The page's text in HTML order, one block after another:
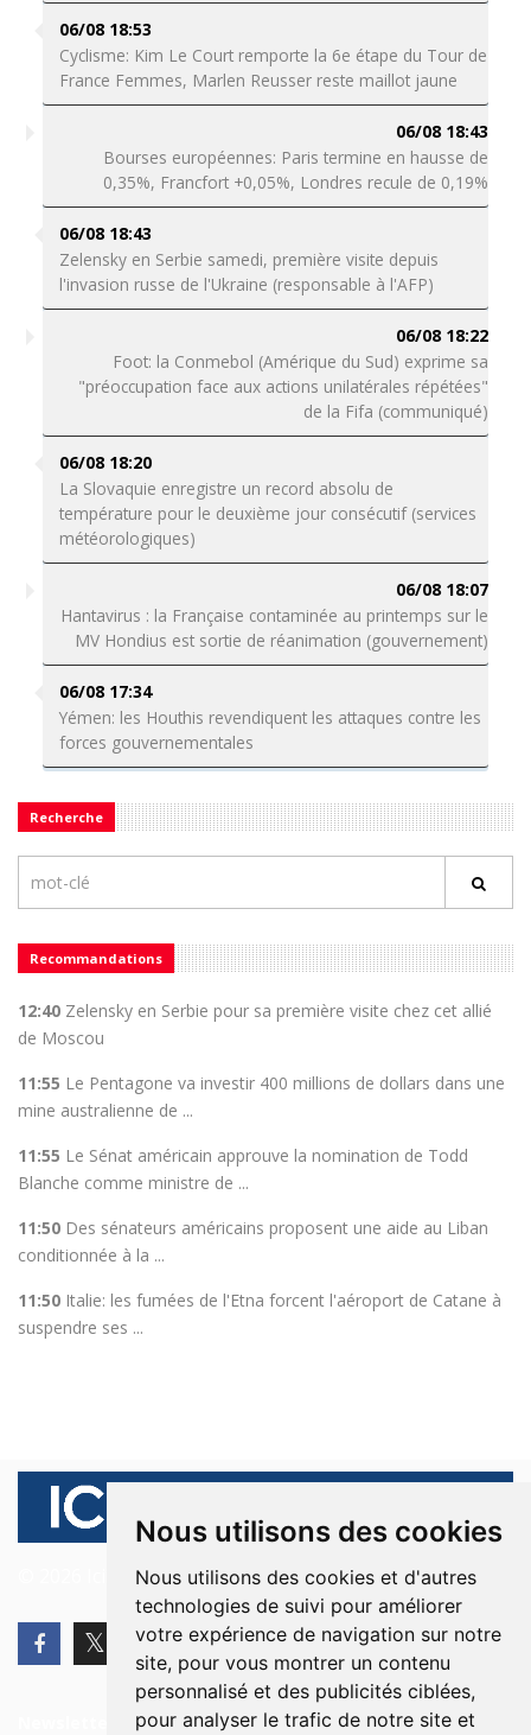
Nous utilisons des cookies
Nous utilisons des cookies et d'autres
technologies de suivi pour améliorer
votre expérience de navigation sur notre
site, pour vous montrer un contenu
personnalisé et des publicités ciblées,
pour analyser le trafic de notre site et
06/08 18:53
Cyclisme: Kim Le Court remporte la 6e étape du Tour de
France Femmes, Marlen Reusser reste maillot jaune
06/08 18:43
Bourses européennes: Paris termine en hausse de
0,35%, Francfort +0,05%, Londres recule de 0,19%
06/08 18:43
Zelensky en Serbie samedi, première visite depuis
l'invasion russe de l'Ukraine (responsable à l'AFP)
06/08 18:22
Foot: la Conmebol (Amérique du Sud) exprime sa
"préoccupation face aux actions unilatérales répétées"
de la Fifa (communiqué)
06/08 18:20
La Slovaquie enregistre un record absolu de
température pour le deuxième jour consécutif (services
météorologiques)
06/08 18:07
Hantavirus : la Française contaminée au printemps sur le
MV Hondius est sortie de réanimation (gouvernement)
06/08 17:34
Yémen: les Houthis revendiquent les attaques contre les
forces gouvernementales
Recherche
Recommandations
12:40 Zelensky en Serbie pour sa première visite chez cet allié
de Moscou
11:55 Le Pentagone va investir 400 millions de dollars dans une
mine australienne de ...
11:55 Le Sénat américain approuve la nomination de Todd
Blanche comme ministre de ...
11:50 Des sénateurs américains proposent une aide au Liban
conditionnée à la ...
11:50 Italie: les fumées de l'Etna forcent l'aéroport de Catane à
suspendre ses ...
© 2026 Ici Beyrouth. Tous les droits sont réservés.